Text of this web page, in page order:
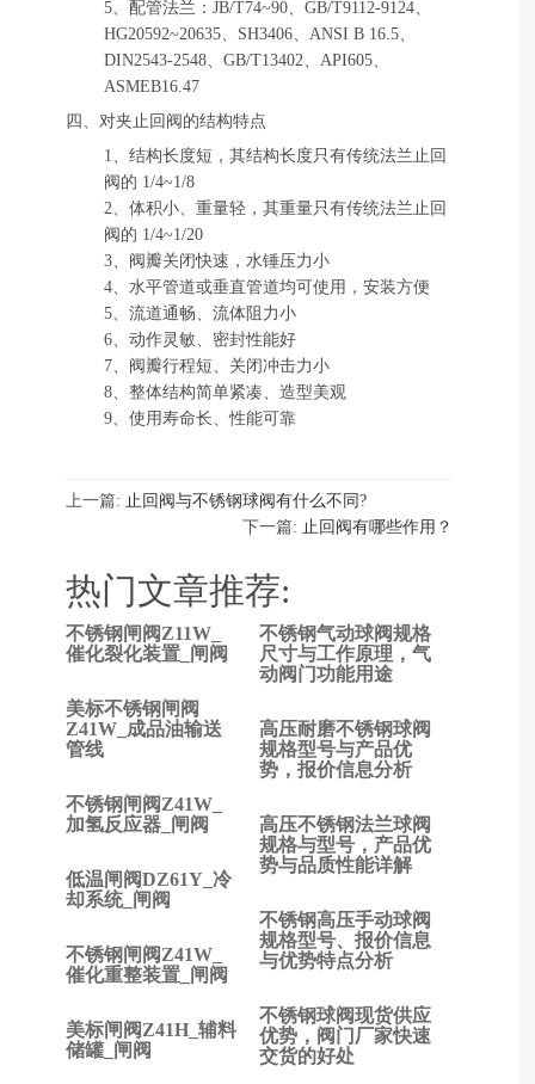
5、配管法兰：JB/T74~90、GB/T9112-9124、
HG20592~20635、SH3406、ANSI B 16.5、
DIN2543-2548、GB/T13402、API605、
ASMEB16.47
四、对夹止回阀的结构特点
1、结构长度短，其结构长度只有传统法兰止回
阀的 1/4~1/8
2、体积小、重量轻，其重量只有传统法兰止回
阀的 1/4~1/20
3、阀瓣关闭快速，水锤压力小
4、水平管道或垂直管道均可使用，安装方便
5、流道通畅、流体阻力小
6、动作灵敏、密封性能好
7、阀瓣行程短、关闭冲击力小
8、整体结构简单紧凑、造型美观
9、使用寿命长、性能可靠
上一篇: 止回阀与不锈钢球阀有什么不同?
下一篇: 止回阀有哪些作用？
热门文章推荐:
不锈钢闸阀Z11W_
催化裂化装置_闸阀
美标不锈钢闸阀
Z41W_成品油输送
管线
不锈钢闸阀Z41W_
加氢反应器_闸阀
低温闸阀DZ61Y_冷
却系统_闸阀
不锈钢闸阀Z41W_
催化重整装置_闸阀
美标闸阀Z41H_辅料
储罐_闸阀
不锈钢气动球阀规格
尺寸与工作原理，气
动阀门功能用途
高压耐磨不锈钢球阀
规格型号与产品优
势，报价信息分析
高压不锈钢法兰球阀
规格与型号，产品优
势与品质性能详解
不锈钢高压手动球阀
规格型号、报价信息
与优势特点分析
不锈钢球阀现货供应
优势，阀门厂家快速
交货的好处
上
一
止
回
阀
不
锈
球
阀
有
么
不
同?